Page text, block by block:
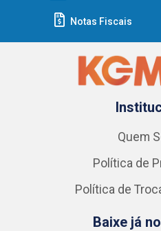
Notas Fiscais
Quem
Política de
Política de
Baixe já